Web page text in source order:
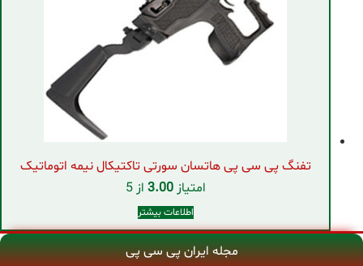
تفنگ پی سی پی هاتسان سورتی تاکتیکال نیمه اتوماتیک
امتیاز3.00 از 5
اطلاعات بیشتر
مجله ایران پی سی پی